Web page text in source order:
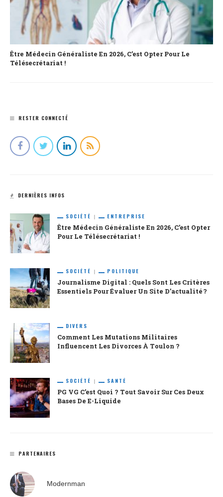
Être Médecin Généraliste En 2026, C’est Opter Pour Le
Télésecrétariat !
RESTER CONNECTÉ
DERNIÈRES INFOS
SOCIÉTÉ ENTREPRISE
Être Médecin Généraliste En 2026, C’est Opter
Pour Le Télésecrétariat !
SOCIÉTÉ POLITIQUE
Journalisme Digital : Quels Sont Les Critères
Essentiels Pour Évaluer Un Site D’actualité ?
DIVERS
Comment Les Mutations Militaires
Influencent Les Divorces À Toulon ?
SOCIÉTÉ SANTÉ
PG VG C’est Quoi ? Tout Savoir Sur Ces Deux
Bases De E-Liquide
PARTENAIRES
Modernman